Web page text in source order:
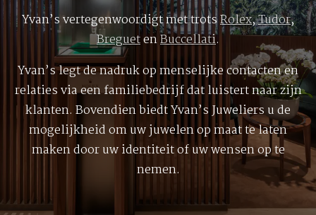
Yvan’s vertegenwoordigt met trotsRolex,Tudor,
BreguetenBuccellati.
Yvan’s legt de nadruk op menselijke contacten en
relaties via een familiebedrijf dat luistert naar zijn
klanten. Bovendien biedt Yvan’s Juweliers u de
mogelijkheid om uw juwelen op maat te laten
maken door uw identiteit of uw wensen op te
nemen.